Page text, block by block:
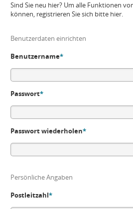
Sind Sie neu hier? Um alle Funktionen
können, registrieren Sie sich bitte hier.
Benutzerdaten einrichten
Benutzername*
Passwort*
Passwort wiederholen*
Persönliche Angaben
Postleitzahl*